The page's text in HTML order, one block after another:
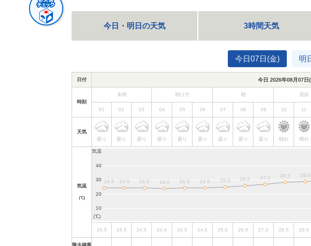
今日・明日の天気 3時間天気
今日07日(金) 明
日付 今日 2026年08月07日(
時刻
未明 明け方 朝 昼前
01 02 03 04 05 06 07 08 09 10 11
天気
曇り
曇り 曇り 曇り 曇り 曇り 曇り 曇り 曇り 晴れ 晴れ
気温
(℃)
24.5 24.5 24.5 24.0 24.5 24.5 25.0 26.0 27.0 28.5 29.0
降水確率